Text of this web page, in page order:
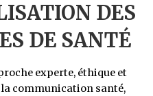
DES
DE SANTÉ
experte, éthique et
la communication santé,